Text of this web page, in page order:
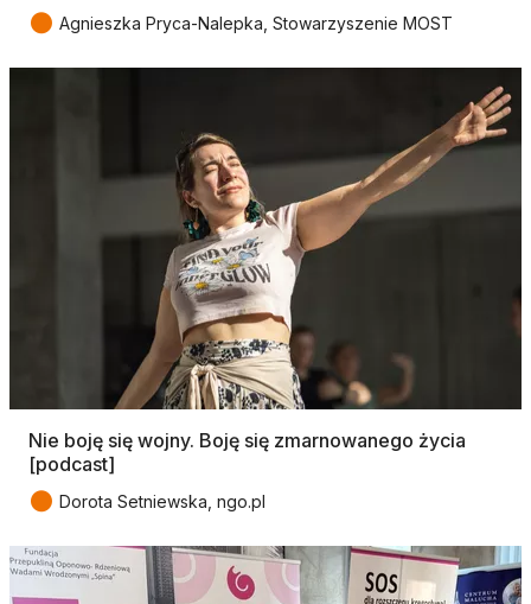
● Agnieszka Pryca-Nalepka, Stowarzyszenie MOST
Nie boję się wojny. Boję się zmarnowanego życia
[podcast]
● Dorota Setniewska, ngo.pl